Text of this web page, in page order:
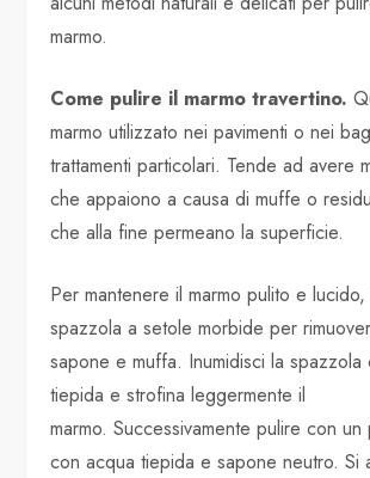
marmo.
Come pulire il marmo travertino.
marmo utilizzato nei pavimenti o nei
trattamenti particolari. Tende ad avere
che appaiono a causa di muffe o
che alla fine permeano la superficie.
Per mantenere il marmo pulito e
spazzola a setole morbide per
sapone e muffa. Inumidisci la spazzola
tiepida e strofina leggermente il
marmo. Successivamente pulire con un
con acqua tiepida e sapone neutro. Si